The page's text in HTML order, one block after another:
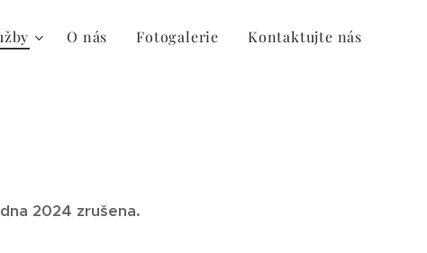
O nás Fotogalerie Kontaktujte nás
2024 zrušena.